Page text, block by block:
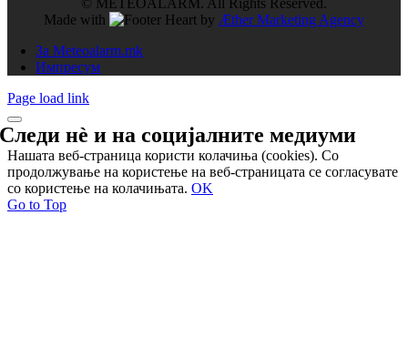
© METEOALARM. All Rights Reserved.
Made with
by Æther Marketing Agency
За Meteoalarm.mk
Импресум
Page load link
Следи нѐ и насоцијалните медиуми
Нашата веб-страница користи колачиња (cookies). Со
продолжување на користење на веб-страницата се согласувате
со користење на колачињата. OK
Go to Top